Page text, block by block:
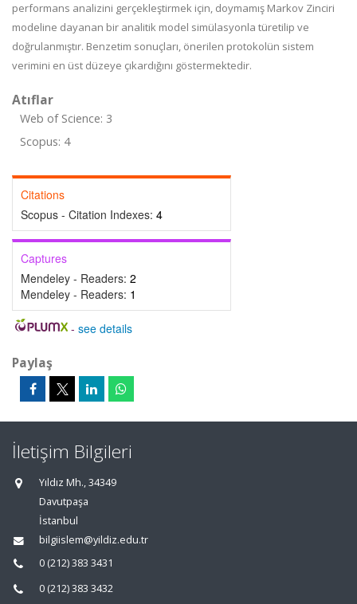
performans analizini gerçekleştirmek için, doymamış Markov Zinciri
modeline dayanan bir analitik model simülasyonla türetilip ve
doğrulanmıştır. Benzetim sonuçları, önerilen protokolün sistem
verimini en üst düzeye çıkardığını göstermektedir.
Atıflar
Web of Science: 3
Scopus: 4
Citations
Scopus - Citation Indexes: 4
Captures
Mendeley - Readers: 2
Mendeley - Readers: 1
- see details
Paylaş
İletişim Bilgileri
Yıldız Mh., 34349
Davutpaşa
İstanbul
bilgiislem@yildiz.edu.tr
0 (212) 383 3431
0 (212) 383 3432